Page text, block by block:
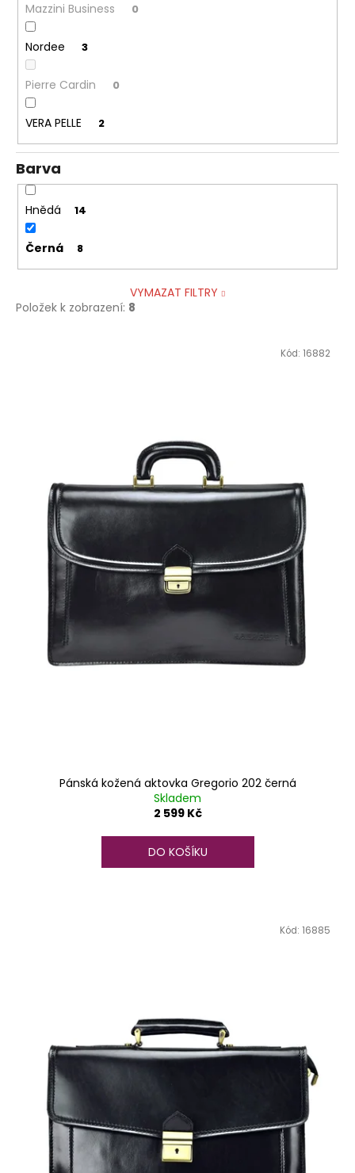
Mazzini Business 0
Nordee 3
Pierre Cardin 0
VERA PELLE 2
Barva
Hnědá 14
Černá 8
VYMAZAT FILTRY
Položek k zobrazení: 8
Pánská kožená aktovka Gregorio 202 černá
Skladem
2 599 Kč
DO KOŠÍKU
Kód: 16882
Kód: 16885